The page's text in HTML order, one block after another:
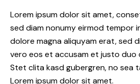
Lorem ipsum dolor sit amet,
sed diam nonumy eirmod tempor
dolore magna aliquyam erat, sed
vero eos et accusam et justo duo
Stet clita kasd gubergren, no sea
Lorem ipsum dolor sit amet.